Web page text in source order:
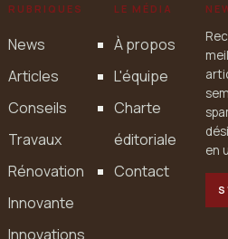
RUBRIQUES
News
Articles
Conseils
Travaux
Rénovation
Innovante
Innovations
LE MÉDIA
À propos
L'équipe
Charte
éditoriale
Contact
en